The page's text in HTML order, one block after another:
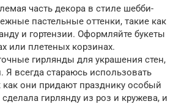
часть декора в стиле шебби-
пастельные оттенки, такие как
и гортензии. Оформляйте букеты
или плетеных корзинах.
гирлянды для украшения стен,
Я всегда стараюсь использовать
они придают празднику особый
гирлянду из роз и кружева, и